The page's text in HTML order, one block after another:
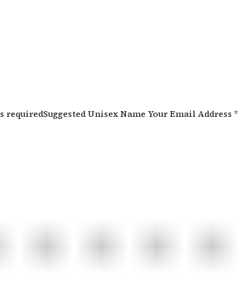
requiredSuggested Unisex Name Your Email Address *